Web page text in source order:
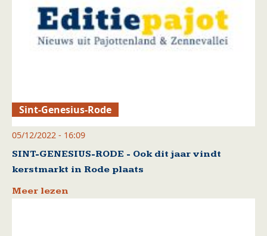
Sint-Genesius-Rode
05/12/2022 - 16:09
SINT-GENESIUS-RODE - Ook dit jaar vindt
kerstmarkt in Rode plaats
Meer lezen